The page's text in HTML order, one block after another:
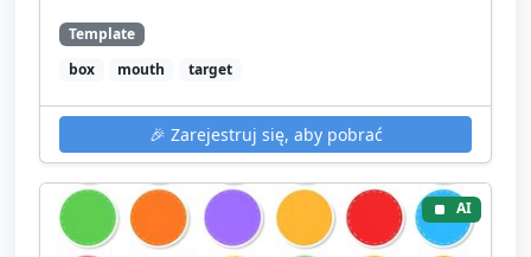
Template
box
mouth target
🎉 Zarejestruj się, aby pobrać
AI